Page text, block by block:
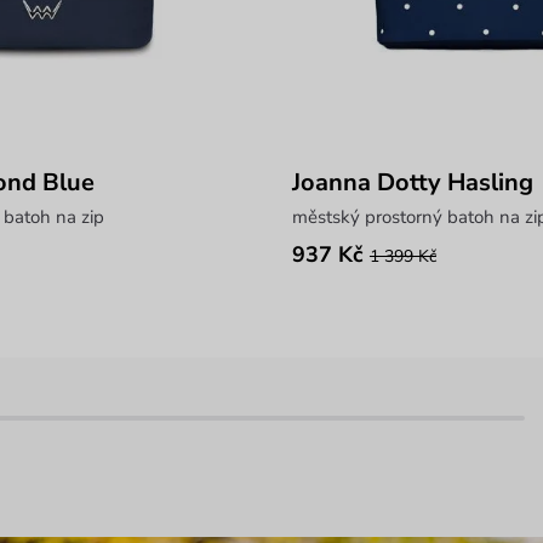
Blue
na zip
Joanna Dotty Hasling
městský prostorný batoh na
937 Kč 1 399 Kč